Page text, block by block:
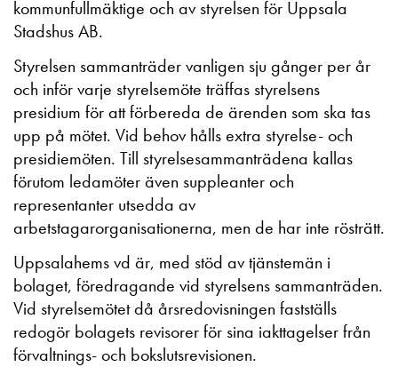
kommunfullmäktige och av styrelsen för Uppsala
Stadshus AB.
Styrelsen sammanträder vanligen sju gånger per år
och inför varje styrelsemöte träffas styrelsens
presidium för att förbereda de ärenden som ska tas
upp på mötet. Vid behov hålls extra styrelse- och
presidiemöten. Till styrelsesammanträdena kallas
förutom ledamöter även suppleanter och
representanter utsedda av
arbetstagarorganisationerna, men de har inte rösträtt.
Uppsalahems vd är, med stöd av tjänstemän i
bolaget, föredragande vid styrelsens sammanträden.
Vid styrelsemötet då årsredovisningen fastställs
redogör bolagets revisorer för sina iakttagelser från
förvaltnings- och bokslutsrevisionen.